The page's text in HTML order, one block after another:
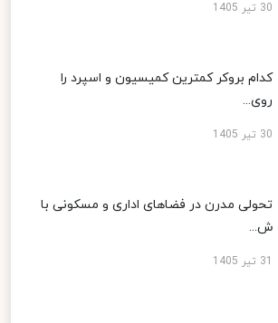
30 تیر 1405
کدام بروکر کمترین کمیسیون و اسپرد را
روی...
30 تیر 1405
تحولی مدرن در فضاهای اداری و مسکونی با
ش...